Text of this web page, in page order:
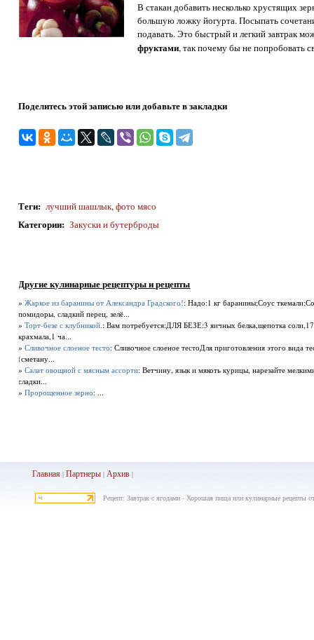
В стакан добавить несколько хрустящих
большую ложку йогурта. Посыпать
подавать. Это быстрый и легкий завтрак
фруктами, так почему бы не попробовать
Поделитесь этой записью или добавьте в закладки
Теги: лучший шашлык,фото мясо
Категории: Закуски и бутерброды
Другие кулинарные рецептуры и рецепты
»Жаркое из баранины от Александра Градского!: Надо:1 кг баранины;Соус
помидоры, сладкий перец, зелё...
»Торт-безе с клубникой. : Вам потребуется:ДЛЯ БЕЗЕ:3 яичных белка,щепотка
крахмала,1 ча...
»Сливочное слоеное тесто: Сливочное слоеное тестоДля приготовления этого вида
(сметану...
»Салат овощной с мясным ассорти: Ветчину, язык и мякоть курицы, нарезайте
сладки...
»Пророщенное зерно: ...
Главная |Партнеры |Архив |
Рецепт: Завтрак с ягодами - Хорошая пища или кулинарные рецепты